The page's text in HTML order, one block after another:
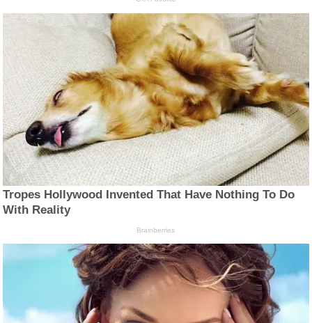
Tropes Hollywood Invented That Have Nothing To Do
With Reality
Brainberries